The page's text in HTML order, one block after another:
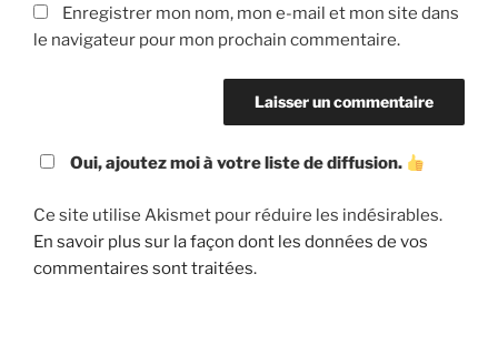
Enregistrer mon nom, mon e-mail et mon site dans
le navigateur pour mon prochain commentaire.
Oui, ajoutez moi à votre liste de diffusion.
Ce site utilise Akismet pour réduire les indésirables.
En savoir plus sur la façon dont les données de vos
commentaires sont traitées.